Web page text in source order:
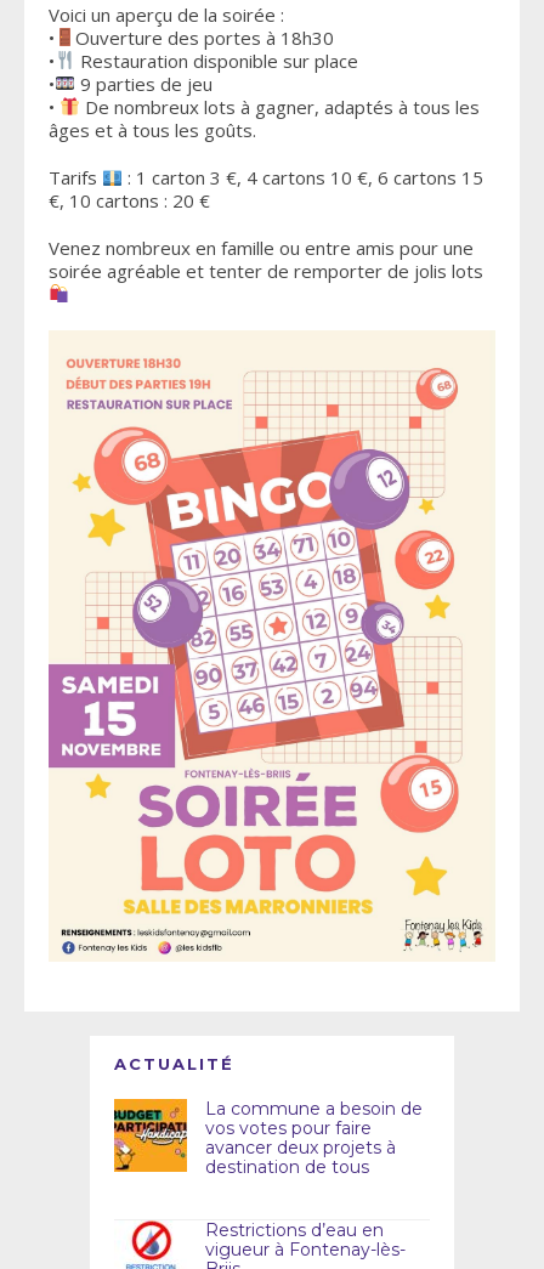
Voici un aperçu de la soirée :
•
Ouverture des portes à 18h30
•
Restauration disponible sur place
•
9 parties de jeu
•
De nombreux lots à gagner, adaptés à tous les
âges et à tous les goûts.
Tarifs
: 1 carton 3 €, 4 cartons 10 €, 6 cartons 15
€, 10 cartons : 20 €
Venez nombreux en famille ou entre amis pour une
soirée agréable et tenter de remporter de jolis lots
ACTUALITÉ
La commune a besoin de
vos votes pour faire
avancer deux projets à
destination de tous
Restrictions d’eau en
vigueur à Fontenay-lès-